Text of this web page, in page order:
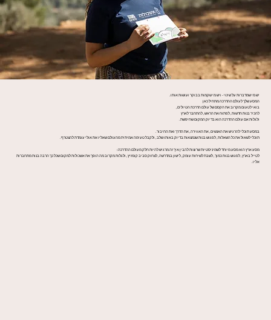
יש מי שמדברות על שינוי - ויש מי שקמות בבוקר ועושות אותו.
המסע שלך לעולם ההדרכה מתחיל כאן
בואי לטעום מקרוב את הקסם של עולם הדרכת הטיולים,
להכיר בנות חדשות, לפתוח את הראש, להתחבר לארץ
ולגלות אם עולם ההדרכה הוא בדיוק המקום שחיפשת.
במסע תוכלי להרגיש את האנשים, את האווירה, את הדרך ואת החיבור.
תוכלי לשאול את כל השאלות, לפגוש בנות שנמצאות בדיוק באותו שלב, ולקבל טעימה אמיתית מהעולם שאליו את אולי עומדת להצטרף.
מסע ארץ הוא מסע מיוחד לשמיניסטיות שרוצות להבין איך זה מרגיש להיות חלק מעולם ההדרכה:
לטייל בארץ, לפגוש בנות כמוך, לשבת לשיחות עומק, לישון במדרשה, לצחוק סביב קומזיץ, ולגלות מקרוב מה הופך את אשכולות למקום שכל כך הרבה בנות מתחברות
אליו.